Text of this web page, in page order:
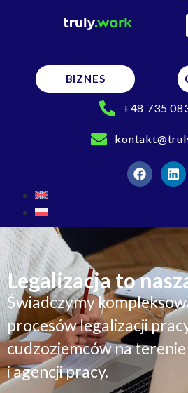
BIZNES
+48 735
Legalizacja to
Świadczymy
procesów legalizacji
cudzoziemców na
i agencji pracy.